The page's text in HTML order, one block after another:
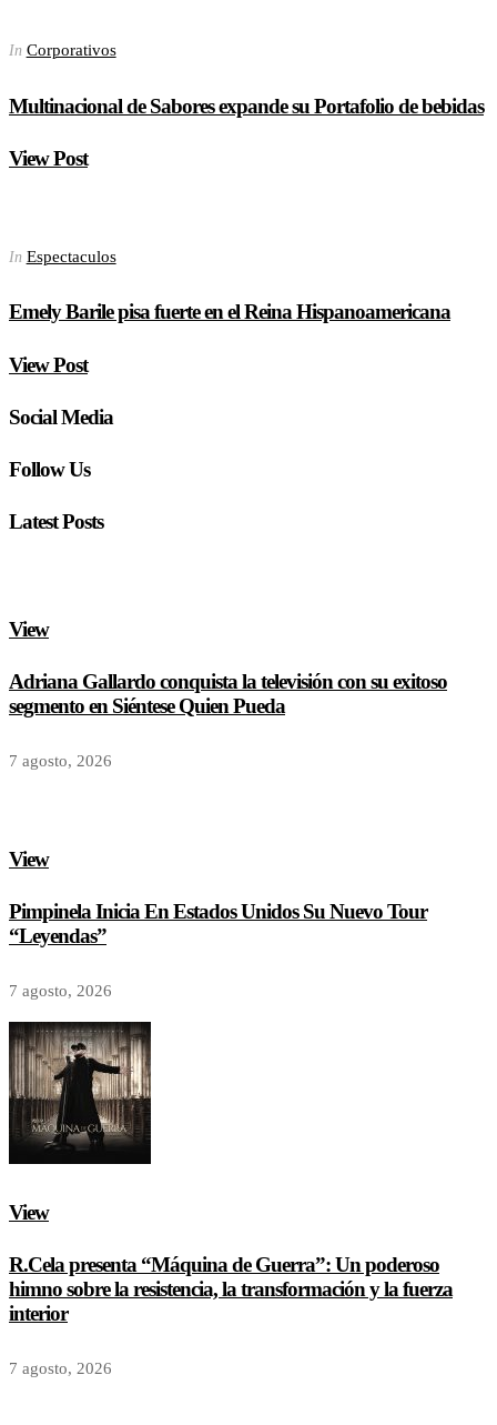
In Corporativos
Multinacional de Sabores expande su Portafolio de bebidas
View Post
In Espectaculos
Emely Barile pisa fuerte en el Reina Hispanoamericana
View Post
Social Media
Follow Us
Latest Posts
View
Adriana Gallardo conquista la televisión con su exitoso
segmento en Siéntese Quien Pueda
7 agosto, 2026
View
Pimpinela Inicia En Estados Unidos Su Nuevo Tour
“Leyendas”
7 agosto, 2026
View
R.Cela presenta “Máquina de Guerra”: Un poderoso
himno sobre la resistencia, la transformación y la fuerza
interior
7 agosto, 2026